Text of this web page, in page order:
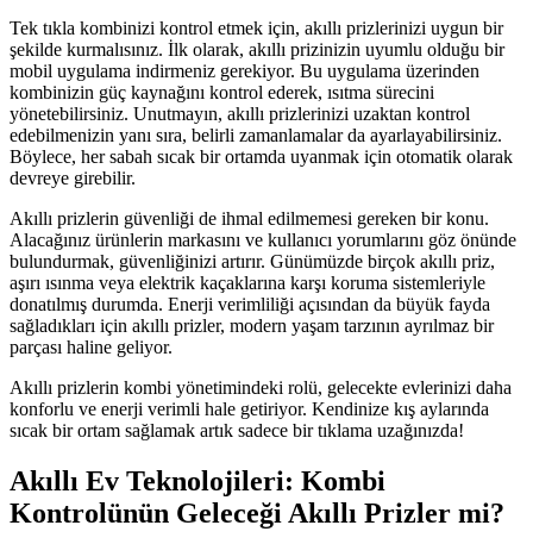
Tek tıkla kombinizi kontrol etmek için, akıllı prizlerinizi uygun bir
şekilde kurmalısınız. İlk olarak, akıllı prizinizin uyumlu olduğu bir
mobil uygulama indirmeniz gerekiyor. Bu uygulama üzerinden
kombinizin güç kaynağını kontrol ederek, ısıtma sürecini
yönetebilirsiniz. Unutmayın, akıllı prizlerinizi uzaktan kontrol
edebilmenizin yanı sıra, belirli zamanlamalar da ayarlayabilirsiniz.
Böylece, her sabah sıcak bir ortamda uyanmak için otomatik olarak
devreye girebilir.
Akıllı prizlerin güvenliği de ihmal edilmemesi gereken bir konu.
Alacağınız ürünlerin markasını ve kullanıcı yorumlarını göz önünde
bulundurmak, güvenliğinizi artırır. Günümüzde birçok akıllı priz,
aşırı ısınma veya elektrik kaçaklarına karşı koruma sistemleriyle
donatılmış durumda. Enerji verimliliği açısından da büyük fayda
sağladıkları için akıllı prizler, modern yaşam tarzının ayrılmaz bir
parçası haline geliyor.
Akıllı prizlerin kombi yönetimindeki rolü, gelecekte evlerinizi daha
konforlu ve enerji verimli hale getiriyor. Kendinize kış aylarında
sıcak bir ortam sağlamak artık sadece bir tıklama uzağınızda!
Akıllı Ev Teknolojileri: Kombi
Kontrolünün Geleceği Akıllı Prizler mi?